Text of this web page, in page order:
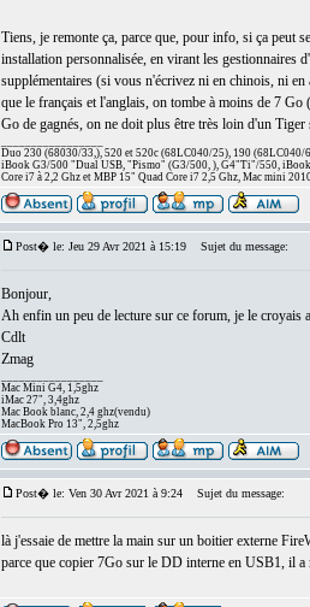
Tiens, je remonte ça, parce que, pour info, si ça peut
installation personnalisée, en virant les gestionnaires
supplémentaires (si vous n'écrivez ni en chinois, ni
que le français et l'anglais, on tombe à moins de 7
Go de gagnés, on ne doit plus être très loin d'un Tiger
Duo 230 (68030/33,), 520 et 520c (68LC040/25), 190 (68LC040/
iBook G3/500 "Dual USB, "Pismo" (G3/500, ), G4"Ti"/550,
Core i7 à 2,2 Ghz et MBP 15" Quad Core i7 2,5 Ghz, Mac mini
Post� le: Jeu 29 Avr 2021 à 15:19 Sujet du message:
Bonjour,
Ah enfin un peu de lecture sur ce forum, je le croyais
Cdlt
Zmag
Mac Mini G4, 1,5ghz
iMac 27", 3,4ghz
Mac Book blanc, 2,4 ghz(vendu)
MacBook Pro 13", 2,5ghz
Post� le: Ven 30 Avr 2021 à 9:24 Sujet du message:
là j'essaie de mettre la main sur un boitier externe
parce que copier 7Go sur le DD interne en USB1, il